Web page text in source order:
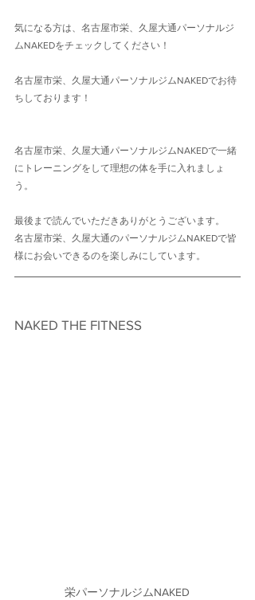
気になる方は、名古屋市栄、久屋大通パーソナルジ
ムNAKEDをチェックしてください！
名古屋市栄、久屋大通パーソナルジムNAKEDでお待
ちしております！
名古屋市栄、久屋大通パーソナルジムNAKEDで一緒
にトレーニングをして理想の体を手に入れましょ
う。
最後まで読んでいただきありがとうございます。
名古屋市栄、久屋大通のパーソナルジムNAKEDで皆
様にお会いできるのを楽しみにしています。
NAKED THE FITNESS
栄パーソナルジムNAKED